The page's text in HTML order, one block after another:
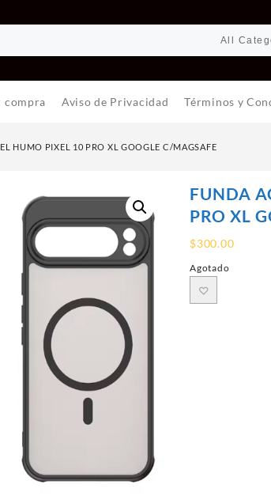
compra Aviso de Privacidad Términos y
HUMO PIXEL 10 PRO XL GOOGLE C/MAGSAFE
FUNDA
PRO XL
$300.00
Agotado